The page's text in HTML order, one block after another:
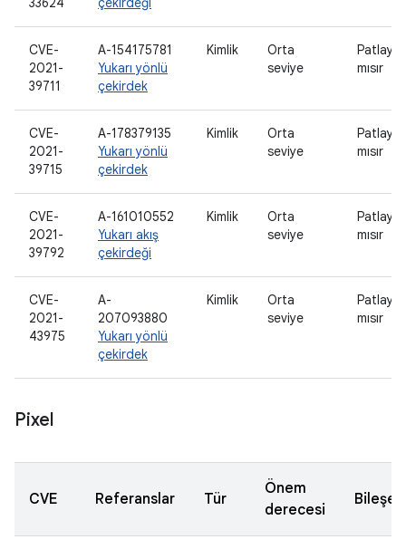
CVE-
2021-
39711
A-154175781
Yukarı yönlü
çekirdek
Kimlik
Orta
seviye
mısır
CVE-
2021-
39715
A-178379135
Yukarı yönlü
çekirdek
Kimlik
Orta
seviye
mısır
CVE-
2021-
39792
A-161010552
Yukarı akış
çekirdeği
Kimlik
Orta
seviye
mısır
CVE-
2021-
43975
A-
207093880
Yukarı yönlü
çekirdek
Kimlik
Orta
seviye
mısır
Pixel
CVE Referanslar Tür
Önem
derecesi
Bileşen